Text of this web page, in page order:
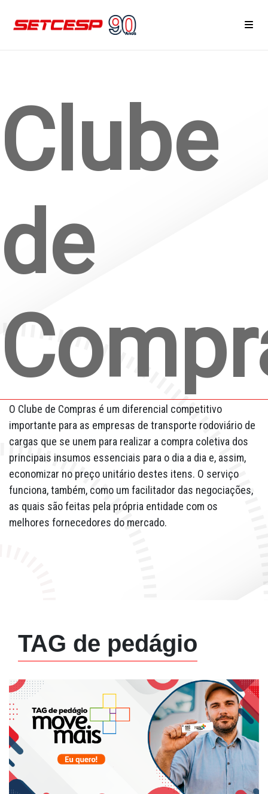
Área do Associado
Notícias
Eventos e Reuniões
Associe-se
Fale Conosco
Diretorias e Comissões
Parceiros
Associe-se
Imprensa
Prêmio de Sustentabilidade
Clube
de
O Clube de Compras é um diferencial competitivo
importante para as empresas de transporte rodoviário de
cargas que se unem para realizar a compra coletiva dos
principais insumos essenciais para o dia a dia e, assim,
economizar no preço unitário destes itens. O serviço
funciona, também, como um facilitador das negociações,
as quais são feitas pela própria entidade com os
melhores fornecedores do mercado.
TAG de pedágio